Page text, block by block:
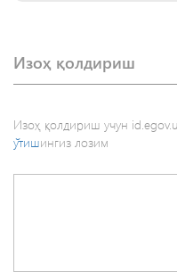
Изоҳ қолдириш
Изоҳ қолдириш учун
ўтишингиз лозим